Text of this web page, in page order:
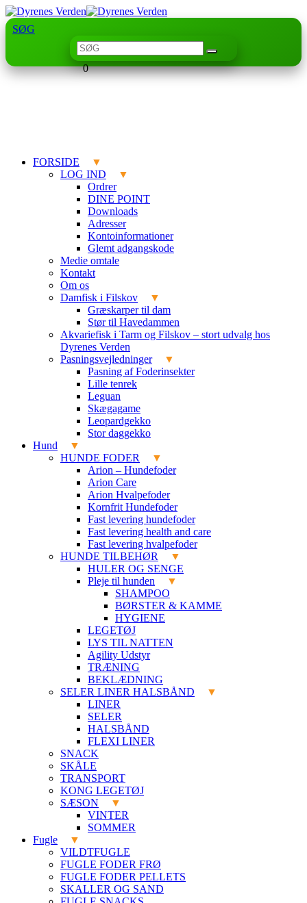
SØG
0
FORSIDE
LOG IND
Ordrer
DINE POINT
Downloads
Adresser
Kontoinformationer
Glemt adgangskode
Medie omtale
Kontakt
Om os
Damfisk i Filskov
Græskarper til dam
Stør til Havedammen
Akvariefisk i Tarm og Filskov – stort udvalg hos
Dyrenes Verden
Pasningsvejledninger
Pasning af Foderinsekter
Lille tenrek
Leguan
Skægagame
Leopardgekko
Stor daggekko
Hund
HUNDE FODER
Arion – Hundefoder
Arion Care
Arion Hvalpefoder
Kornfrit Hundefoder
Fast levering hundefoder
Fast levering health and care
Fast levering hvalpefoder
HUNDE TILBEHØR
HULER OG SENGE
Pleje til hunden
SHAMPOO
BØRSTER & KAMME
HYGIENE
LEGETØJ
LYS TIL NATTEN
Agility Udstyr
TRÆNING
BEKLÆDNING
SELER LINER HALSBÅND
LINER
SELER
HALSBÅND
FLEXI LINER
SNACK
SKÅLE
TRANSPORT
KONG LEGETØJ
SÆSON
VINTER
SOMMER
Fugle
VILDTFUGLE
FUGLE FODER FRØ
FUGLE FODER PELLETS
SKALLER OG SAND